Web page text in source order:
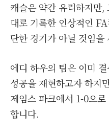
캐슬은 약간 유리하지만
대로 기록한 인상적인
단한 경기가 아닐 것임을
에디 하우의 팀은 이미
성공을 재현하고자 하지
제임스 파크에서 1-0으
합니다.